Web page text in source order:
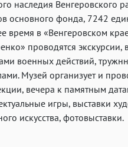
наследия Венгеровского
основного фонда, 7242
время в «Венгеровском
проводятся экскурсии,
военных действий,
Музей организует и
вечера к памятным
игры, выставки
искусства, фотовыставки.